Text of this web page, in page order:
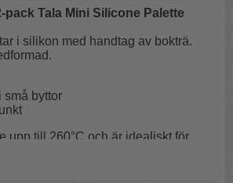
pack Tala Mini Silicone Palette
i silikon med handtag av bokträ.
små byttor
upp till 260°C och är idealiskt för
är bra till att slicka ur lite